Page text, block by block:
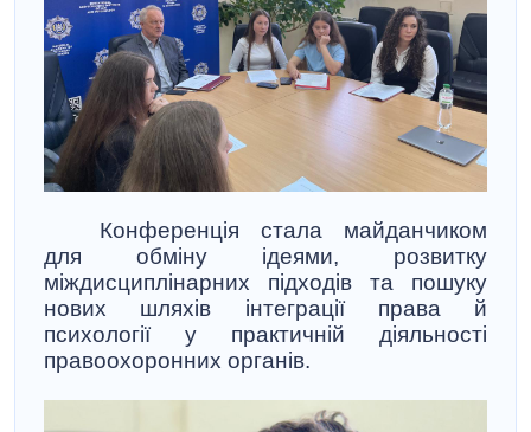
Конференція стала майданчиком
для обміну ідеями, розвитку
міждисциплінарних підходів та пошуку
нових шляхів інтеграції права й
психології у практичній діяльності
правоохоронних органів.